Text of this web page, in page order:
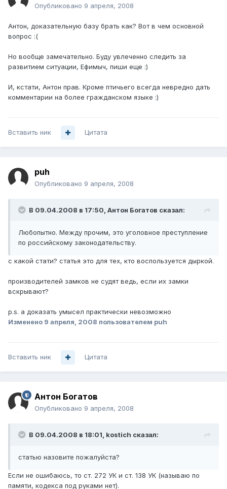
Опубликовано 9 апреля, 2008
Антон, доказательную базу брать как? Вот в чем основной
вопрос :(
Но вообще замечательно. Буду увлеченно следить за
развитием ситуации, Ефимыч, пиши еще :)
И, кстати, Антон прав. Кроме птичьего всегда невредно дать
комментарии на более гражданском языке :)
Вставить ник Цитата
puh
Опубликовано 9 апреля, 2008
В 09.04.2008 в 17:50, Антон Богатов сказал:
Любопытно. Между прочим, это уголовное преступление
по российскому законодательству.
с какой стати? статья это для тех, кто воспользуется дыркой.
производителей замков не судят ведь, если их замки
вскрывают?
p.s. а доказать умысел практически невозможно
Изменено 9 апреля, 2008 пользователем puh
Вставить ник Цитата
Антон Богатов
Опубликовано 9 апреля, 2008
В 09.04.2008 в 18:01, kostich сказал:
статью назовите пожалуйста?
Если не ошибаюсь, то ст. 272 УК и ст. 138 УК (называю по
памяти, кодекса под руками нет).